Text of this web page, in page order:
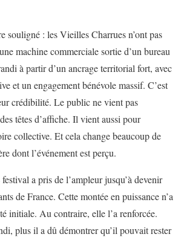
souligné : les Vieilles Charrues n’ont pas
machine commerciale sortie d’un bureau
à partir d’un ancrage territorial fort, avec
et un engagement bénévole massif. C’est
crédibilité. Le public ne vient pas
têtes d’affiche. Il vient aussi pour
collective. Et cela change beaucoup de
dont l’événement est perçu.
a pris de l’ampleur jusqu’à devenir
de France. Cette montée en puissance n’a
initiale. Au contraire, elle l’a renforcée.
plus il a dû démontrer qu’il pouvait rester